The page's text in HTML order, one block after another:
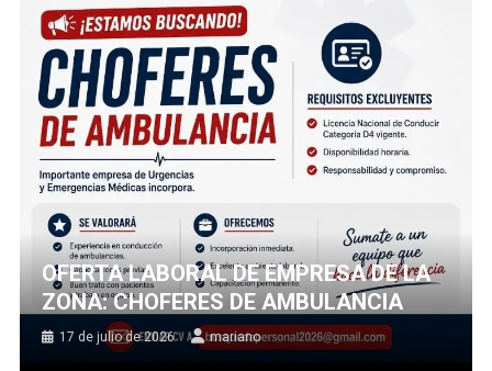
OFERTA LABORAL DE EMPRESA DE LA
ZONA: CHOFERES DE AMBULANCIA
17 de julio de 2026 mariano